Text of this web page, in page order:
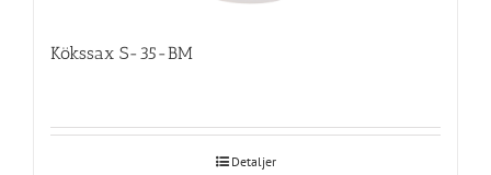
Kökssax S-35-BM
Detaljer